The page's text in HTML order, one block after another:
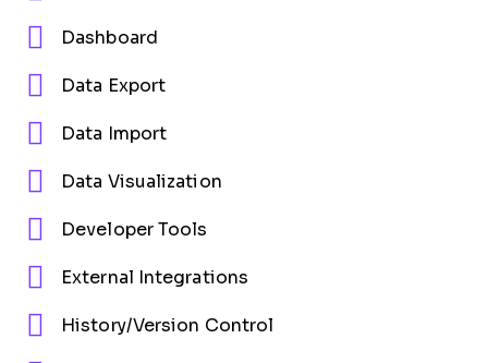
Dashboard
Data Export
Data Import
Data Visualization
Developer Tools
External Integrations
History/Version Control